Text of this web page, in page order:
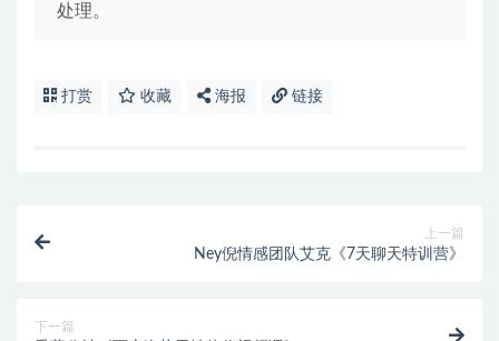
处理。
打赏 收藏 海报 链接
上一篇
Ney倪情感团队艾克《7天聊天特训营》
下一篇